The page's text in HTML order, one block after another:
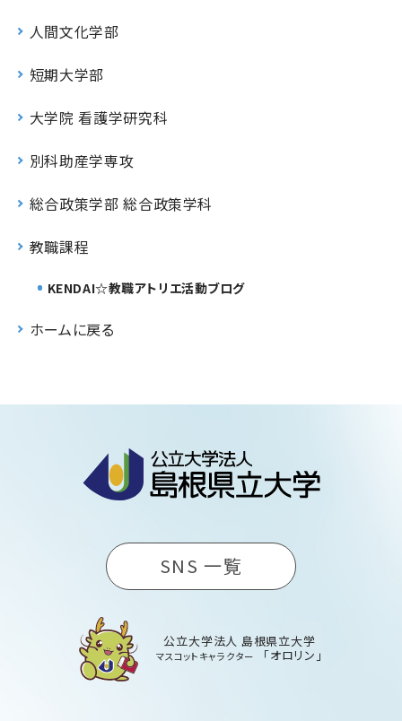
人間文化学部
短期大学部
大学院 看護学研究科
別科助産学専攻
総合政策学部 総合政策学科
教職課程
KENDAI☆教職アトリエ活動ブログ
ホームに戻る
SNS 一覧
公立大学法人 島根県立大学
マスコットキャラクター 「オロリン」